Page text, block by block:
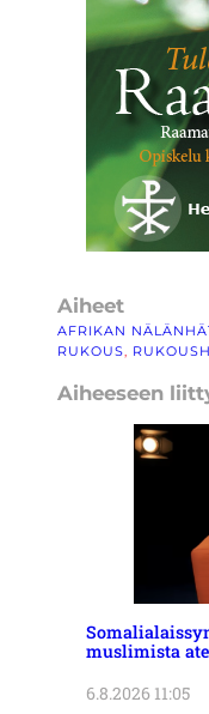
Aiheet
AFRIKAN
RUKOUS,
Aiheeseen
muslimista
6.8.2026 11:05